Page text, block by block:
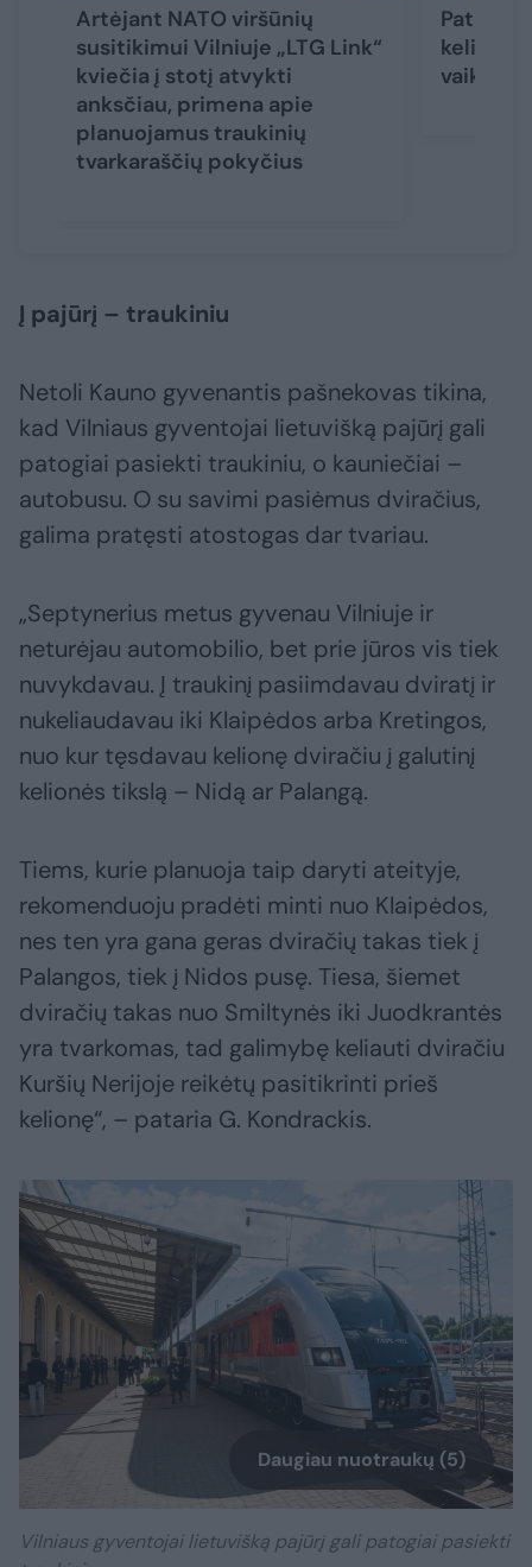
Artėjant NATO viršūnių
susitikimui Vilniuje „LTG Link“
kviečia į stotį atvykti
anksčiau, primena apie
planuojamus traukinių
tvarkaraščių pokyčius
Patarė,
vaikais
Į pajūrį – traukiniu
Netoli Kauno gyvenantis pašnekovas tikina,
kad Vilniaus gyventojai lietuvišką pajūrį gali
patogiai pasiekti traukiniu, o kauniečiai –
autobusu. O su savimi pasiėmus dviračius,
galima pratęsti atostogas dar tvariau.
„Septynerius metus gyvenau Vilniuje ir
neturėjau automobilio, bet prie jūros vis tiek
nuvykdavau. Į traukinį pasiimdavau dviratį ir
nukeliaudavau iki Klaipėdos arba Kretingos,
nuo kur tęsdavau kelionę dviračiu į galutinį
kelionės tikslą – Nidą ar Palangą.
Tiems, kurie planuoja taip daryti ateityje,
rekomenduoju pradėti minti nuo Klaipėdos,
nes ten yra gana geras dviračių takas tiek į
Palangos, tiek į Nidos pusę. Tiesa, šiemet
dviračių takas nuo Smiltynės iki Juodkrantės
yra tvarkomas, tad galimybę keliauti dviračiu
Kuršių Nerijoje reikėtų pasitikrinti prieš
kelionę“, – pataria G. Kondrackis.
Daugiau nuotraukų (5)
Vilniaus gyventojai lietuvišką pajūrį gali patogiai pasiekti